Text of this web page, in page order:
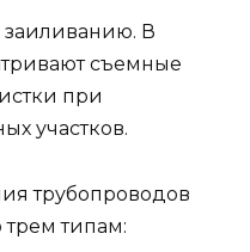
заиливанию. В
съемные
при
участков.
трубопроводов
трем типам: